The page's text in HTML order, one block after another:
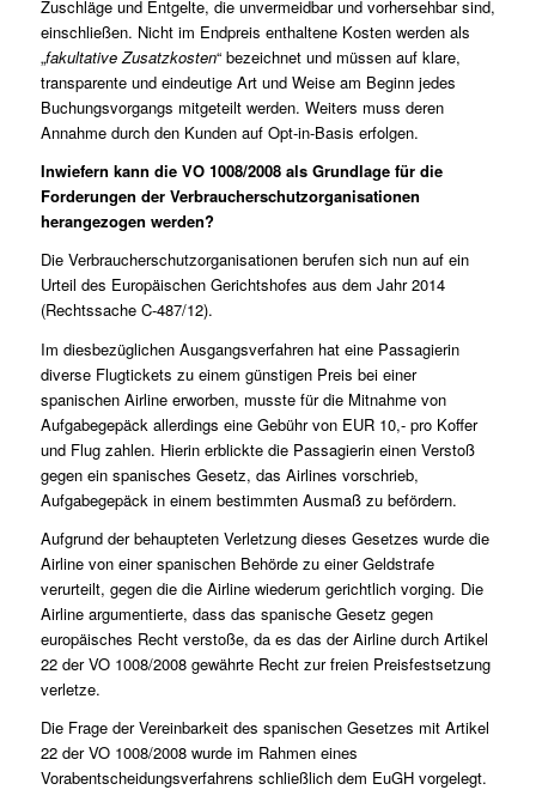
Zuschläge und Entgelte, die unvermeidbar und vorhersehbar sind,
einschließen. Nicht im Endpreis enthaltene Kosten werden als
„fakultative Zusatzkosten“ bezeichnet und müssen auf klare,
transparente und eindeutige Art und Weise am Beginn jedes
Buchungsvorgangs mitgeteilt werden. Weiters muss deren
Annahme durch den Kunden auf Opt-in-Basis erfolgen.
Inwiefern kann die VO 1008/2008 als Grundlage für die
Forderungen der Verbraucherschutzorganisationen
herangezogen werden?
Die Verbraucherschutzorganisationen berufen sich nun auf ein
Urteil des Europäischen Gerichtshofes aus dem Jahr 2014
(Rechtssache C-487/12).
Im diesbezüglichen Ausgangsverfahren hat eine Passagierin
diverse Flugtickets zu einem günstigen Preis bei einer
spanischen Airline erworben, musste für die Mitnahme von
Aufgabegepäck allerdings eine Gebühr von EUR 10,- pro Koffer
und Flug zahlen. Hierin erblickte die Passagierin einen Verstoß
gegen ein spanisches Gesetz, das Airlines vorschrieb,
Aufgabegepäck in einem bestimmten Ausmaß zu befördern.
Aufgrund der behaupteten Verletzung dieses Gesetzes wurde die
Airline von einer spanischen Behörde zu einer Geldstrafe
verurteilt, gegen die die Airline wiederum gerichtlich vorging. Die
Airline argumentierte, dass das spanische Gesetz gegen
europäisches Recht verstoße, da es das der Airline durch Artikel
22 der VO 1008/2008 gewährte Recht zur freien Preisfestsetzung
verletze.
Die Frage der Vereinbarkeit des spanischen Gesetzes mit Artikel
22 der VO 1008/2008 wurde im Rahmen eines
Vorabentscheidungsverfahrens schließlich dem EuGH vorgelegt.